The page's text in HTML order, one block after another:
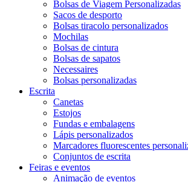
Bolsas de Viagem Personalizadas
Sacos de desporto
Bolsas tiracolo personalizados
Mochilas
Bolsas de cintura
Bolsas de sapatos
Necessaires
Bolsas personalizadas
Escrita
Canetas
Estojos
Fundas e embalagens
Lápis personalizados
Marcadores fluorescentes
Conjuntos de escrita
Feiras e eventos
Animação de eventos